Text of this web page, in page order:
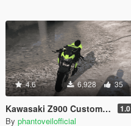
4.6 6,928 35
Kawasaki Z900 Custom [Add-On] 1.0
By phantoveilofficial